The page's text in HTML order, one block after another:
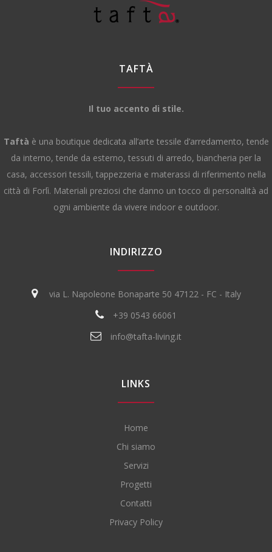
TAFTÀ
Il tuo accento di stile.
Taftà è una boutique dedicata all’arte tessile d’arredamento, tende
da interno, tende da esterno, tessuti di arredo, biancheria per la
casa, accessori tessili, tappezzeria e materassi di riferimento nella
città di Forlì. Materiali preziosi che danno un tocco di personalità ad
ogni ambiente da vivere indoor e outdoor.
INDIRIZZO
via L. Napoleone Bonaparte 50 47122 - FC - Italy
+39 0543 66061
info@tafta-living.it
LINKS
Home
Chi siamo
Servizi
Progetti
Contatti
Privacy Policy